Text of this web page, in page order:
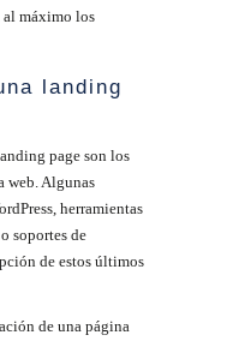
al máximo los
landing
page son los
web. Algunas
herramientas
soportes de
de estos últimos
de una página